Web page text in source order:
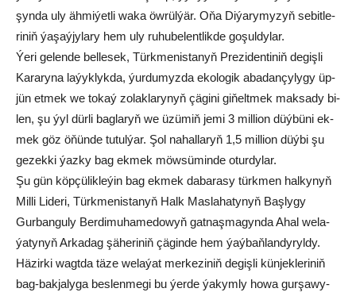
şyn­da uly äh­mi­ýet­li wa­ka öw­rül­ýär. Oňa Di­ýa­ry­my­zyň se­bit­le­
ri­niň ýa­şaý­jy­la­ry hem uly ru­hu­be­lent­lik­de go­şul­dy­lar.
Ýe­ri ge­len­de bel­le­sek, Türk­me­nis­ta­nyň Pre­zi­den­ti­niň de­giş­li
Ka­ra­ry­na la­ýyk­lyk­da, ýur­du­myz­da eko­lo­gik aba­dan­çy­ly­gy üp­
jün et­mek we to­kaý zo­lak­la­ry­nyň çä­gi­ni gi­ňelt­mek mak­sa­dy bi­
len, şu ýyl dür­li bag­la­ryň we üzü­miň je­mi 3 mil­li­on düý­bü­ni ek­
mek göz öňün­de tu­tul­ýar. Şol na­hal­la­ryň 1,5 mil­li­on düý­bi şu
ge­zek­ki ýaz­ky bag ek­mek möw­sü­min­de otur­dy­lar.
Şu gün köp­çü­lik­le­ýin bag ek­mek da­ba­ra­sy türk­men hal­ky­nyň
Mil­li Li­de­ri, Türk­me­nis­ta­nyň Halk Mas­la­ha­ty­nyň Baş­ly­gy
Gurbanguly Berdimuhamedowyň gat­naş­ma­gyn­da Ahal we­la­
ýa­ty­nyň Ar­ka­dag şä­he­ri­niň çä­gin­de hem ýaý­baň­lan­dy­ryl­dy.
Hä­zir­ki wagt­da tä­ze we­la­ýat mer­ke­zi­niň de­giş­li kün­jek­le­ri­niň
bag-bak­ja­ly­ga bes­len­me­gi bu ýer­de ýa­kym­ly ho­wa gur­şa­wy­